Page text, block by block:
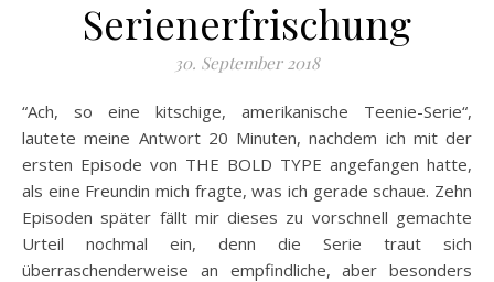
Serienerfrischung
30. September 2018
“Ach, so eine kitschige, amerikanische Teenie-Serie“,
lautete meine Antwort 20 Minuten, nachdem ich mit der
ersten Episode von THE BOLD TYPE angefangen hatte,
als eine Freundin mich fragte, was ich gerade schaue. Zehn
Episoden später fällt mir dieses zu vorschnell gemachte
Urteil nochmal ein, denn die Serie traut sich
überraschenderweise an empfindliche, aber besonders